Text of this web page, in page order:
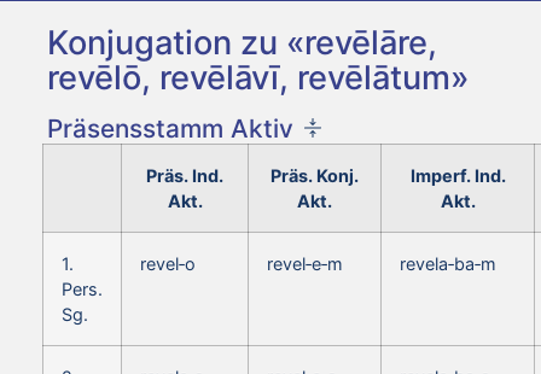
Konjugation zu «revēlāre,
revēlō, revēlāvī, revēlātum»
Präsensstamm Aktiv
Präs. Ind.
Akt.
Präs. Konj.
Akt.
Imperf. Ind.
Akt.
1.
Pers.
Sg.
revel‑o revel‑e‑m revela‑ba‑m